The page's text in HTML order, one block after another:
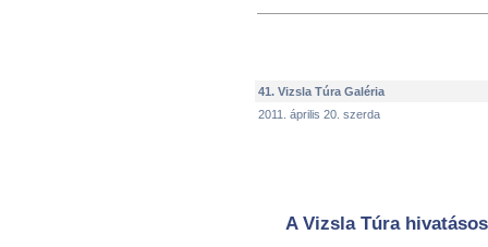
41. Vizsla Túra Galéria
2011. április 20. szerda
A Vizsla Túra